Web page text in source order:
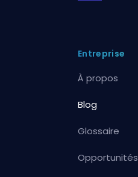
Entreprise
À propos
Blog
Glossaire
Opportunités